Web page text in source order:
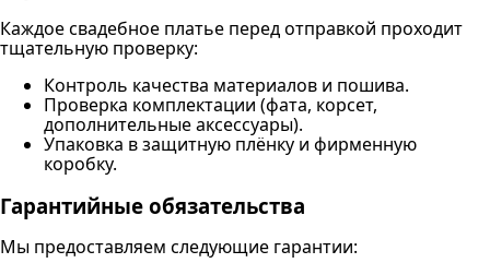
Каждое свадебное платье перед отправкой проходит
тщательную проверку:
Контроль качества материалов и пошива.
Проверка комплектации (фата, корсет,
дополнительные аксессуары).
Упаковка в защитную плёнку и фирменную
коробку.
Гарантийные обязательства
Мы предоставляем следующие гарантии: